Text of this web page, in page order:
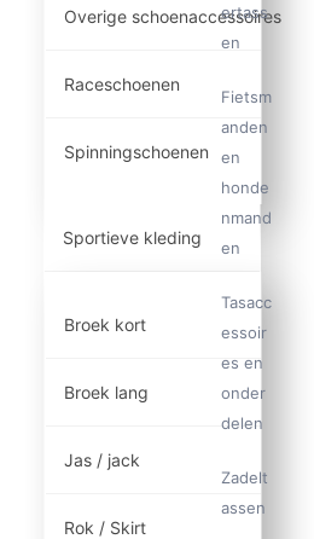
Overige schoenaccessoires
Raceschoenen
Spinningschoenen
Sportieve kleding
Broek kort
Broek lang
Jas / jack
Rok / Skirt
ertass
en
Fietsm
anden
en
honde
nmand
en
Tasacc
essoir
es en
onder
delen
Zadelt
assen